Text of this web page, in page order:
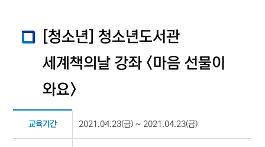
[청소년] 청소년도서관
세계책의날 강좌 <마음 선물이
와요>
교육기간 2021.04.23(금) ~ 2021.04.23(금)